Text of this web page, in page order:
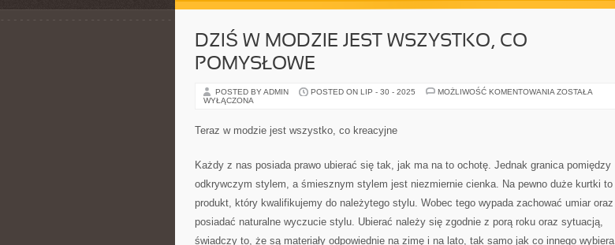
DZIŚ W MODZIE JEST WSZYSTKO, CO
POMYSŁOWE
POSTED BY ADMIN POSTED ON LIP - 30 - 2025 MOŻLIWOŚĆ KOMENTOWANIA DZIŚ
ZOSTAŁA
WYŁĄCZONA
Teraz w modzie jest wszystko, co kreacyjne
Każdy z nas posiada prawo ubierać się tak, jak ma na to ochotę. Jednak granica pomiędzy
odkrywczym stylem, a śmiesznym stylem jest niezmiernie cienka. Na pewno duże kurtki to
produkt, który kwalifikujemy do należytego stylu. Wobec tego wypada zachować umiar oraz
posiadać naturalne wyczucie stylu. Ubierać należy się zgodnie z porą roku oraz sytuacją,
świadczy to, że są materiały odpowiednie na zimę i na lato, tak samo jak co innego wybiera